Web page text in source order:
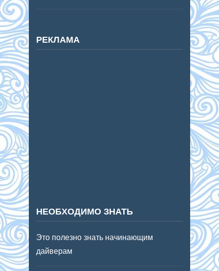
РЕКЛАМА
НЕОБХОДИМО ЗНАТЬ
Это полезно знать начинающим
дайверам